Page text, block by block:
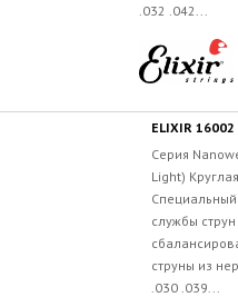
.032 .042...
Серия
Light)
службы
струны из
.030 .039...